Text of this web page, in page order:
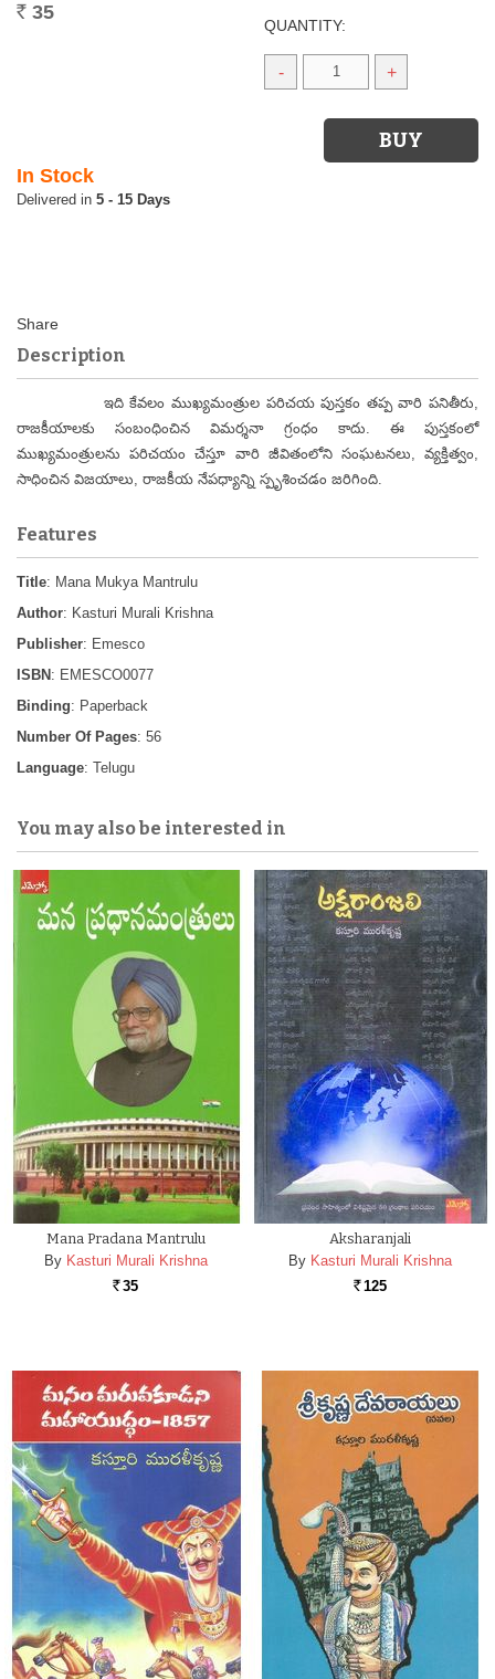
Rs. 35
QUANTITY:
- +
In Stock
5 - 15 Days
Description
ఇది కేవలం ముఖ్యమంత్రుల పరిచయ పుస్తకం తప్ప వారి పనితీరు,
రాజకీయాలకు సంబంధించిన విమర్శనా గ్రంధం కాదు. ఈ పుస్తకంలో
ముఖ్యమంత్రులను పరిచయం చేస్తూ వారి జీవితంలోని సంఘటనలు, వ్యక్తిత్వం,
సాధించిన విజయాలు, రాజకీయ నేపధ్యాన్ని స్పృశించడం జరిగింది.
Features
Title: Mana Mukya Mantrulu
Author: Kasturi Murali Krishna
Publisher: Emesco
ISBN : EMESCO0077
Binding: Paperback
Number Of Pages: 56
Language: Telugu
You may also be interested in
Mana Pradana Mantrulu
By Kasturi Murali Krishna
Rs. 35
Aksharanjali
By Kasturi Murali Krishna
Rs. 125